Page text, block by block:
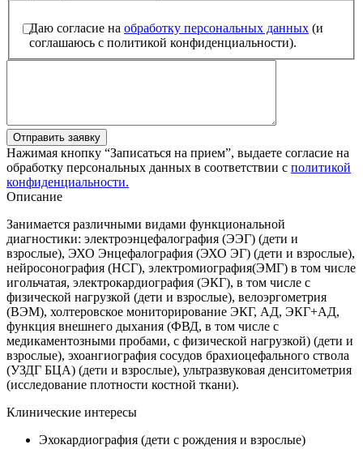
Даю согласие на обработку персональных данных (и
соглашаюсь с политикой конфиденциальности).
Отправить заявку
Нажимая кнопку “Записаться на прием”, выдаете согласие на
обработку персональных данных в соответствии с политикой
конфиденциальности.
Описание
Занимается различными видами функциональной
диагностики: электроэнцефалография (ЭЭГ) (дети и
взрослые), ЭХО Энцефалография (ЭХО ЭГ) (дети и взрослые),
нейросонография (НСГ), электромиография(ЭМГ) в том числе
игольчатая, электрокардиография (ЭКГ), в том числе с
физической нагрузкой (дети и взрослые), велоэргометрия
(ВЭМ), холтеровское мониторирование ЭКГ, АД, ЭКГ+АД,
функция внешнего дыхания (ФВД, в том числе с
медикаментозными пробами, с физической нагрузкой) (дети и
взрослые), эхоангиография сосудов брахиоцефального ствола
(УЗДГ БЦА) (дети и взрослые), ультразвуковая денситометрия
(исследование плотности костной ткани).
Клинические интересы
Эхокардиография (дети с рождения и взрослые)